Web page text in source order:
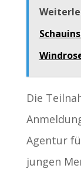
Die
Agentur
jungen